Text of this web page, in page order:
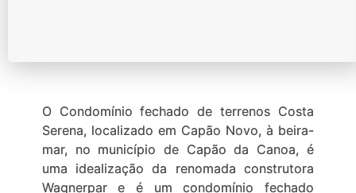
O Condomínio fechado de terrenos Costa
Serena, localizado em Capão Novo, à beira-
mar, no município de Capão da Canoa, é
uma idealização da renomada construtora
Wagnerpar e é um condomínio fechado